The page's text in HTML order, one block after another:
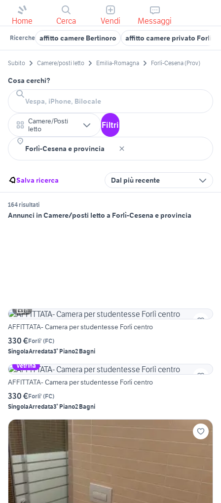
Home Cerca Vendi Messaggi
Ricerche affitto camere Bertinoro affitto camere privato Forli
Subito Camere/posti letto Emilia-Romagna Forlì-Cesena (Prov)
Cosa cerchi?
Camere/Posti
letto
Filtri
Salva ricerca Dal più recente
164 risultati
Annunci in Camere/posti letto a Forlì-Cesena e provincia
6
AFFITTATA- Camera per studentesse Forlì centro
330 €Forli' (FC)
SingolaArredata3° Piano2 Bagni
Vetrina
AFFITTATA- Camera per studentesse Forlì centro
330 €Forli' (FC)
SingolaArredata3° Piano2 Bagni